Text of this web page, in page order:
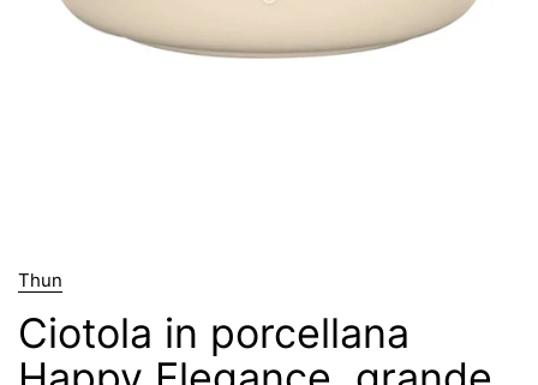
Thun
Ciotola in porcellana